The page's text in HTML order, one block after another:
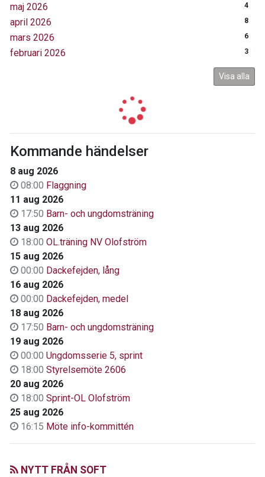
maj 2026 4
april 2026 8
mars 2026 6
februari 2026 3
Visa alla
Kommande händelser
8 aug 2026
08:00 Flaggning
11 aug 2026
17:50 Barn- och ungdomsträning
13 aug 2026
18:00 OL.träning NV Olofström
15 aug 2026
00:00 Dackefejden, lång
16 aug 2026
00:00 Dackefejden, medel
18 aug 2026
17:50 Barn- och ungdomsträning
19 aug 2026
00:00 Ungdomsserie 5, sprint
18:00 Styrelsemöte 2606
20 aug 2026
18:00 Sprint-OL Olofström
25 aug 2026
16:15 Möte info-kommittén
NYTT FRÅN SOFT